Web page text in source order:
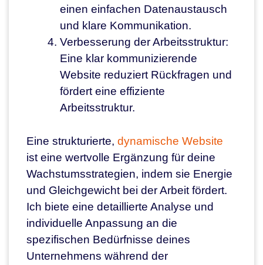
einen einfachen Datenaustausch
und klare Kommunikation.
Verbesserung der Arbeitsstruktur:
Eine klar kommunizierende
Website reduziert Rückfragen und
fördert eine effiziente
Arbeitsstruktur.
Eine strukturierte, dynamische Website
ist eine wertvolle Ergänzung für deine
Wachstumsstrategien, indem sie Energie
und Gleichgewicht bei der Arbeit fördert.
Ich biete eine detaillierte Analyse und
individuelle Anpassung an die
spezifischen Bedürfnisse deines
Unternehmens während der